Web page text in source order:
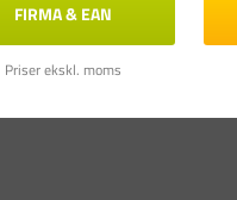
FIRMA & EAN
Priser ekskl. moms